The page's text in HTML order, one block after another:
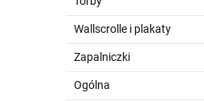
Wallscrolle i plakaty
Zapalniczki
Ogólna